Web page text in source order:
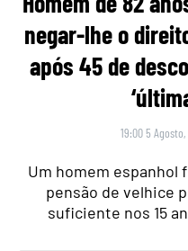
negar-lhe o
após 45 de
19:00 5
Um homem
pensão de velhice
suficiente nos 15